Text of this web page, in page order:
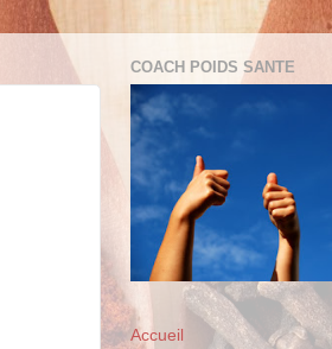
COACH POIDS SANTE
Accueil